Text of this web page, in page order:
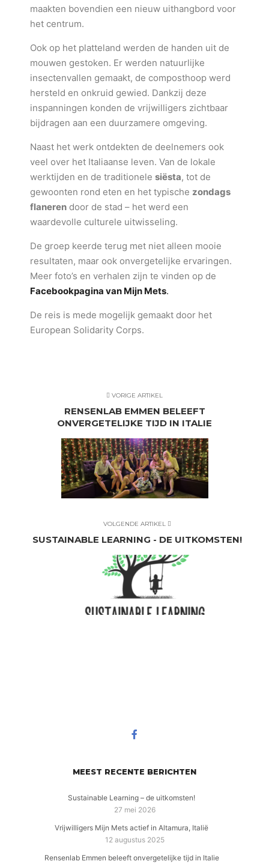
maakten bovendien een nieuw uithangbord voor
het centrum.
Ook op het platteland werden de handen uit de
mouwen gestoken. Er werden natuurlijke
insectenvallen gemaakt, de composthoop werd
hersteld en onkruid gewied. Dankzij deze
inspanningen konden de vrijwilligers zichtbaar
bijdragen aan een duurzamere omgeving.
Naast het werk ontdekten de deelnemers ook
veel over het Italiaanse leven. Van de lokale
werktijden en de traditionele siësta, tot de
gewoonten rond eten en het typische zondags
flaneren door de stad – het werd een
waardevolle culturele uitwisseling.
De groep keerde terug met niet alleen mooie
resultaten, maar ook onvergetelijke ervaringen.
Meer foto’s en verhalen zijn te vinden op de
Facebookpagina van Mijn Mets.
De reis is mede mogelijk gemaakt door het
European Solidarity Corps.
VORIGE ARTIKEL
RENSENLAB EMMEN BELEEFT
ONVERGETELIJKE TIJD IN ITALIE
VOLGENDE ARTIKEL
SUSTAINABLE LEARNING - DE UITKOMSTEN!
MEEST RECENTE BERICHTEN
Sustainable Learning – de uitkomsten!
27 mei 2026
Vrijwilligers Mijn Mets actief in Altamura, Italië
12 augustus 2025
Rensenlab Emmen beleeft onvergetelijke tijd in Italie